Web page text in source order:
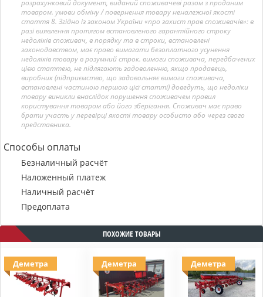
розрахунковий документ, виданий споживачеві разом з проданим
товаром. умови обміну / повернення товару неналежної якості
стаття 8. Згідно із законом України «про захист прав споживачів»: в
разі виявлення протягом встановленого гарантійного строку
недоліків споживач, в порядку та в строки, встановлені
законодавством, має право вимагати безоплатного усунення
недоліків товару в розумний строк. вимоги споживача, передбачених
цією статтею, не підлягають задоволенню, якщо продавець,
виробник (підприємство, що задовольняє вимоги споживача,
встановлені частиною першою цієї статті) доведуть, що недоліки
товару виникли внаслідок порушення споживачем правил
користування товаром або його зберігання. Споживач має право
брати участь у перевірці якості товару особисто або через свого
представника.
Способы оплаты
Безналичный расчёт
Наложенный платеж
Наличный расчёт
Предоплата
ПОХОЖИЕ ТОВАРЫ
Деметра Деметра Деметра